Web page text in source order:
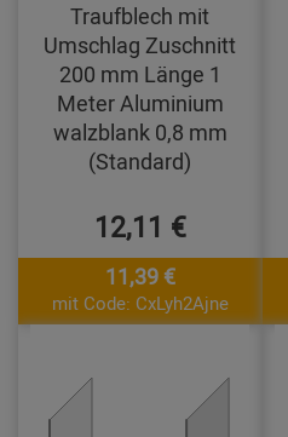
Traufblech mit
Umschlag Zuschnitt
200 mm Länge 1
Meter Aluminium
walzblank 0,8 mm
(Standard)
12,11 €
11,39 €
mit Code: CxLyh2Ajne